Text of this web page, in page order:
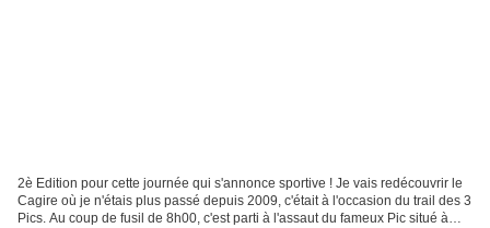
2è Edition pour cette journée qui s'annonce sportive ! Je vais redécouvrir le
Cagire où je n'étais plus passé depuis 2009, c'était à l'occasion du trail des 3
Pics. Au coup de fusil de 8h00, c'est parti à l'assaut du fameux Pic situé à